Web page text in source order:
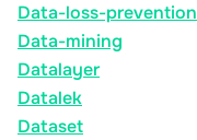
Data-loss-prevention
Data-mining
Datalayer
Datalek
Dataset